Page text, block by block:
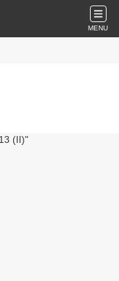
MENU